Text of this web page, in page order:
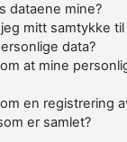
dataene mine?
mitt samtykke til
data?
at mine
en registrering
er samlet?